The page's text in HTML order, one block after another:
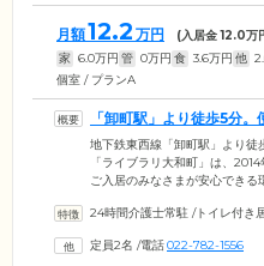
月額12.2 万円 (入居金12.0万
家 6.0万円 管 0万円 食 3.6万円 他
個室 / プランA
「卸町駅」より徒歩5分
地下鉄東西線「卸町駅」より徒
「ライブラリ大和町」は、
ご入居のみなさまが安心でき
すので、車いすやシルバーカー
18名と少人数に設定。毎日顔を
24時間介護士常駐 /トイレ付き
定員2名 /電話022-782-1556